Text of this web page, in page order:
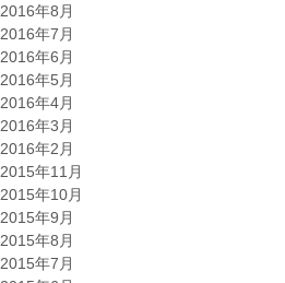
2016年8月
2016年7月
2016年6月
2016年5月
2016年4月
2016年3月
2016年2月
2015年11月
2015年10月
2015年9月
2015年8月
2015年7月